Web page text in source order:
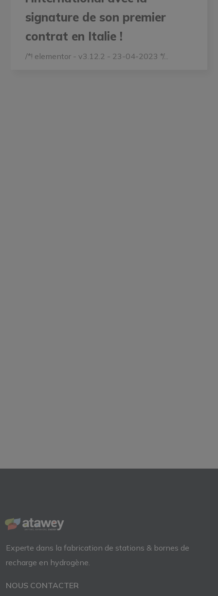
signature de son premier
contrat en Italie !
/*! elementor - v3.12.2 - 23-04-2023 */...
Experte dans la fabrication de stations & bornes de
recharge en hydrogène.
NOUS CONTACTER